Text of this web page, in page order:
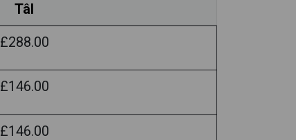
Tâl
£288.00
£146.00
£146.00